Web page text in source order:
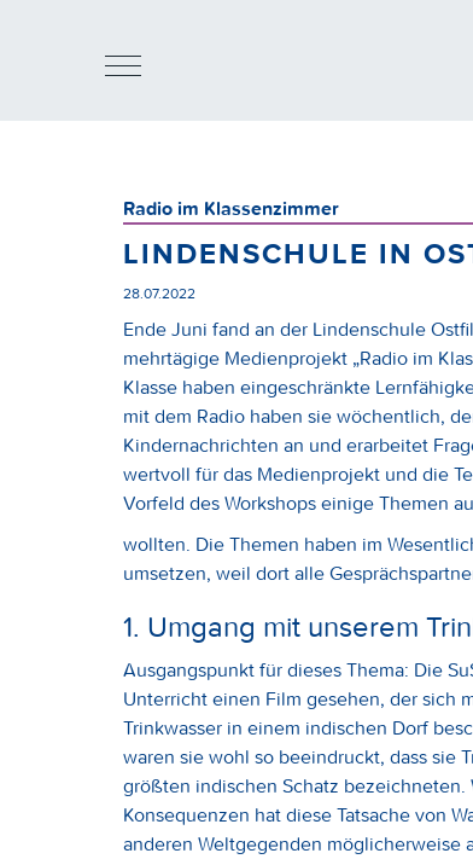
Radio im Klassenzimmer
LINDENSCHULE IN
28.07.2022
Ende Juni fand an der Lindenschule
mehrtägige Medienprojekt „Radio im
Klasse haben eingeschränkte
mit dem Radio haben sie wöchentlich,
Kindernachrichten an und erarbeitet
wertvoll für das Medienprojekt und die
Vorfeld des Workshops einige Themen
wollten. Die Themen haben im
umsetzen, weil dort alle
1. Umgang mit unserem
Ausgangspunkt für dieses Thema: Die
Unterricht einen Film gesehen, der sich
Trinkwasser in einem indischen Dorf
waren sie wohl so beeindruckt, dass sie
größten indischen Schatz bezeichneten.
Konsequenzen hat diese Tatsache von
anderen Weltgegenden möglicherweise